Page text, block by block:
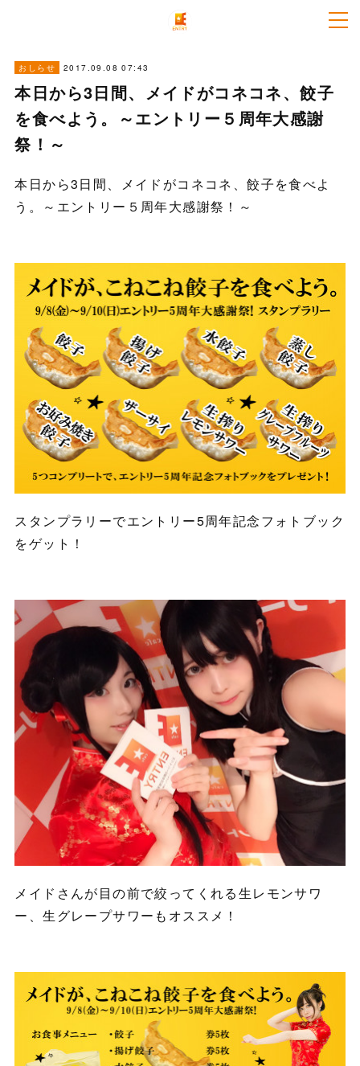
おしらせ 2017.09.08 07:43
本日から3日間、メイドがコネコネ、餃子
を食べよう。～エントリー５周年大感謝
祭！～
本日から3日間、メイドがコネコネ、餃子を食べよ
う。～エントリー５周年大感謝祭！～
スタンプラリーでエントリー5周年記念フォトブック
をゲット！
メイドさんが目の前で絞ってくれる生レモンサワ
ー、生グレープサワーもオススメ！